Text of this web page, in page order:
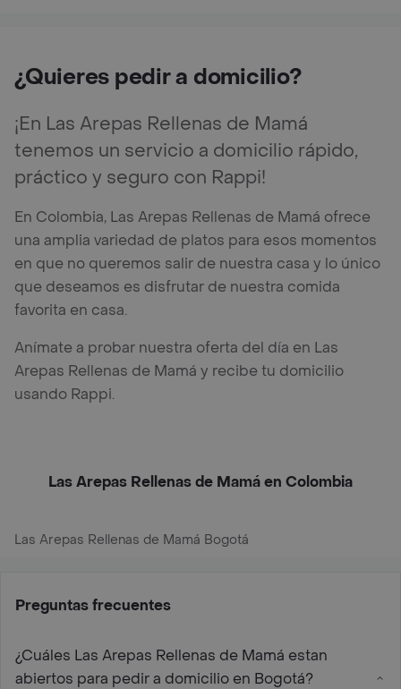
¿Quieres pedir a domicilio?
¡En Las Arepas Rellenas de Mamá
tenemos un servicio a domicilio rápido,
práctico y seguro con Rappi!
En Colombia, Las Arepas Rellenas de Mamá ofrece
una amplia variedad de platos para esos momentos
en que no queremos salir de nuestra casa y lo único
que deseamos es disfrutar de nuestra comida
favorita en casa.
Anímate a probar nuestra oferta del día en Las
Arepas Rellenas de Mamá y recibe tu domicilio
usando Rappi.
Las Arepas Rellenas de Mamá en Colombia
Las Arepas Rellenas de Mamá Bogotá
Preguntas frecuentes
¿Cuáles Las Arepas Rellenas de Mamá estan
abiertos para pedir a domicilio en Bogotá?